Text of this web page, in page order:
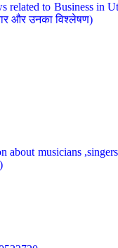
to Business in
और उनका विश्लेषण)
musicians